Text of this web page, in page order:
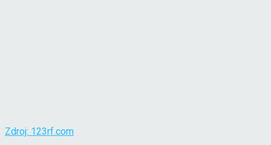
Zdroj: 123rf.com